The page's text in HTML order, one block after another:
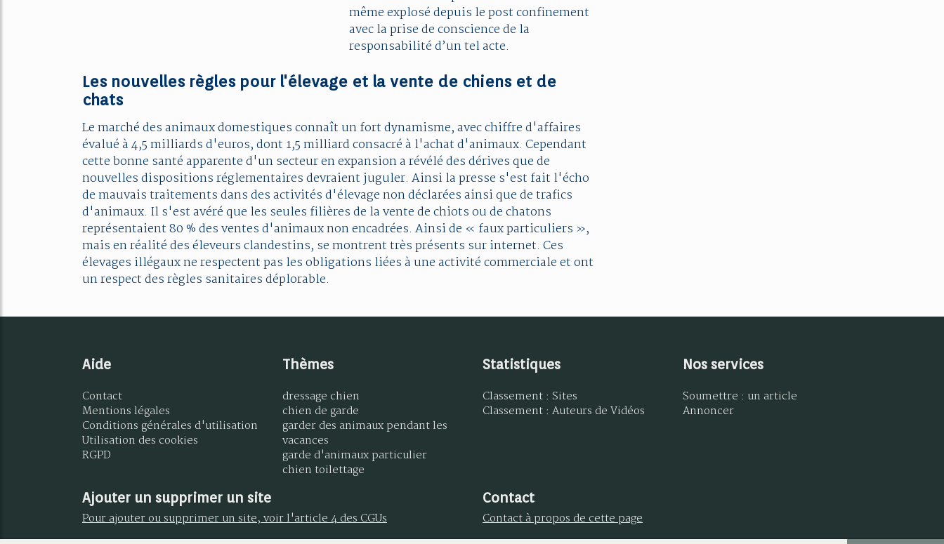
même explosé depuis le post confinement
avec la prise de conscience de la
responsabilité d’un tel acte.
Les nouvelles règles pour l'élevage et la vente de chiens et de
chats
Le marché des animaux domestiques connaît un fort dynamisme, avec chiffre d'affaires
évalué à 4,5 milliards d'euros, dont 1,5 milliard consacré à l'achat d'animaux. Cependant
cette bonne santé apparente d'un secteur en expansion a révélé des dérives que de
nouvelles dispositions réglementaires devraient juguler. Ainsi la presse s'est fait l'écho
de mauvais traitements dans des activités d'élevage non déclarées ainsi que de trafics
d'animaux. Il s'est avéré que les seules filières de la vente de chiots ou de chatons
représentaient 80 % des ventes d'animaux non encadrées. Ainsi de « faux particuliers »,
mais en réalité des éleveurs clandestins, se montrent très présents sur internet. Ces
élevages illégaux ne respectent pas les obligations liées à une activité commerciale et ont
un respect des règles sanitaires déplorable.
Aide
Contact
Mentions légales
Conditions générales d'utilisation
Utilisation des cookies
RGPD
Thèmes
dressage chien
chien de garde
garder des animaux pendant les
vacances
garde d'animaux particulier
chien toilettage
Statistiques
Classement : Sites
Classement : Auteurs de Vidéos
Nos services
Soumettre : un article
Annoncer
Ajouter un supprimer un site
Pour ajouter ou supprimer un site, voir l'article 4 des CGUs
Contact
Contact à propos de cette page